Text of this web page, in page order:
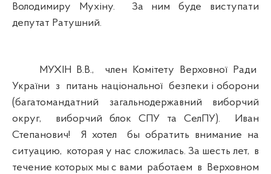
Володимиру Мухіну. За ним буде виступати
депутат Ратушний.
МУХІН В.В., член Комітету Верховної Ради
України з питань національної безпеки і оборони
(багатомандатний загальнодержавний виборчий
округ, виборчий блок СПУ та СелПУ). Иван
Степанович! Я хотел бы обратить внимание на
ситуацию, которая у нас сложилась. За шесть лет, в
течение которых мы с вами работаем в Верховном